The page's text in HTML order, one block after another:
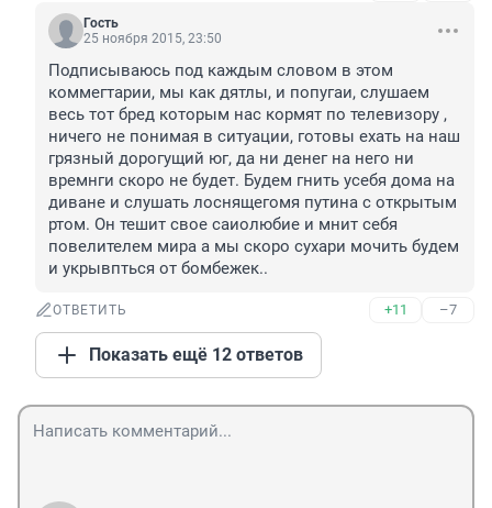
Гость
25 ноября 2015, 23:50
Подписываюсь под каждым словом в этом
коммегтарии, мы как дятлы, и попугаи, слушаем
весь тот бред которым нас кормят по телевизору ,
ничего не понимая в ситуации, готовы ехать на наш
грязный дорогущий юг, да ни денег на него ни
времнги скоро не будет. Будем гнить усебя дома на
диване и слушать лоснящегомя путина с открытым
ртом. Он тешит свое саиолюбие и мнит себя
повелителем мира а мы скоро сухари мочить будем
и укрывпться от бомбежек..
ОТВЕТИТЬ +11 –7
Показать ещё 12 ответов